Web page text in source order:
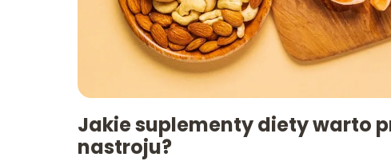
Jakie suplementy diety warto
nastroju?